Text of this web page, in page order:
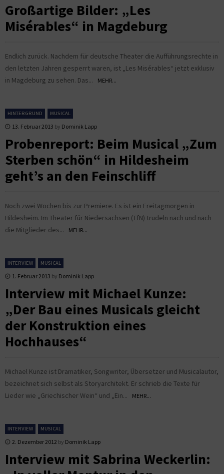
Großartige Bilder: „Les
Misérables“ in Magdeburg
Endlich zurück. Nachdem für deutsche Theater die Aufführungsrechte in
den letzten Jahren gesperrt waren, ist „Les Misérables“ jetzt exklusiv
in Magdeburg zu sehen. Das...
MEHR...
HINTERGRUND MUSICAL
13. Februar 2013 by Dominik Lapp
Probenreport: Beim Musical „Zum
Sterben schön“ in Hildesheim
geht’s an den Feinschliff
Noch zwei Wochen bis zur Premiere. Es ist ein Freitagmorgen in
Hildesheim. Im Theater für Niedersachsen (TfN) trudeln nach und nach
die Mitglieder des...
MEHR...
INTERVIEW MUSICAL
1. Februar 2013 by Dominik Lapp
Interview mit Michael Kunze:
„Der Bau eines Musicals gleicht
der Konstruktion eines
Hochhauses“
Michael Kunze ist Dramatiker, Songwriter, Übersetzer und Musicalautor,
bezeichnet sich selbst als Storyarchitekt. Er schrieb die Texte für
Lieder wie „Griechischer Wein“ und „Ein...
MEHR...
INTERVIEW MUSICAL
2. Dezember 2012 by Dominik Lapp
Interview mit Sabrina Weckerlin: